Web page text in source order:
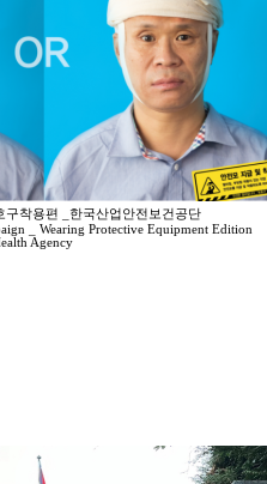
착용편 _한국산업안전보건공단
_ Wearing Protective Equipment Edition
Agency